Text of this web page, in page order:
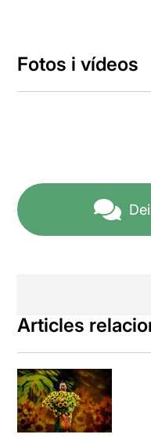
Fotos i vídeos
Articles